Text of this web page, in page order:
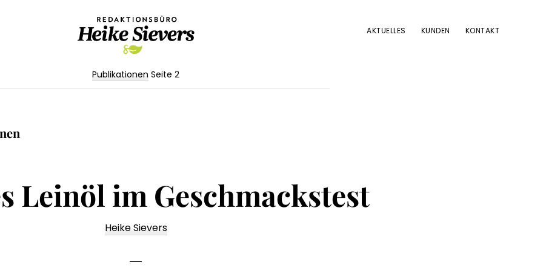
Heike
für
AKTUELLES KUNDEN KONTAKT
Publikationen Seite 2
Leinöl im Geschmackstest
Heike Sievers